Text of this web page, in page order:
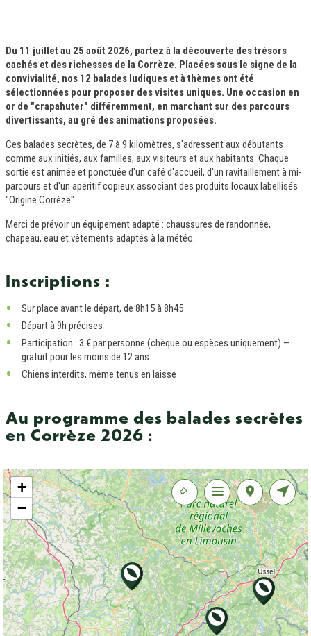
Introduction
Du 11 juillet au 25 août 2026, partez à la découverte des trésors
cachés et des richesses de la Corrèze. Placées sous le signe de la
convivialité, nos 12 balades ludiques et à thèmes ont été
sélectionnées pour proposer des visites uniques. Une occasion en
or de "crapahuter" différemment, en marchant sur des parcours
divertissants, au gré des animations proposées.
Ces balades secrètes, de 7 à 9 kilomètres, s'adressent aux débutants
comme aux initiés, aux familles, aux visiteurs et aux habitants. Chaque
sortie est animée et ponctuée d'un café d'accueil, d'un ravitaillement à mi-
parcours et d'un apéritif copieux associant des produits locaux labellisés
"Origine Corrèze".
Merci de prévoir un équipement adapté : chaussures de randonnée,
chapeau, eau et vêtements adaptés à la météo.
Inscriptions :
Sur place avant le départ, de 8h15 à 8h45
Départ à 9h précises
Participation : 3 € par personne (chèque ou espèces uniquement) —
gratuit pour les moins de 12 ans
Chiens interdits, même tenus en laisse
Au programme des balades secrètes
en Corrèze 2026 :
+
−